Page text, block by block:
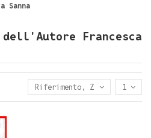
Sanna
Francesca
Riferimento, Z - A 1